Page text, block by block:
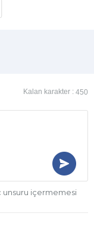
Kalan karakter : 450
unsuru içermemesi